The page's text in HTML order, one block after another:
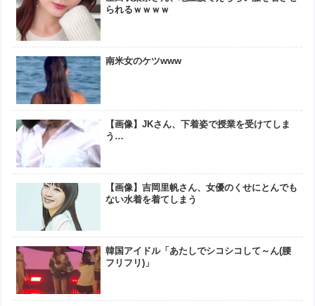
られるｗｗｗｗ
南米女のケツwww
【画像】JKさん、下着姿で授業を受けてしま
う…
【画像】吉岡里帆さん、女優のくせにとんでも
ない水着を着てしまう
韓国アイドル「あたしでシコシコして～ん(腰
フリフリ)」